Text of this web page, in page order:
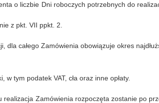
o liczbie Dni roboczych potrzebnych do
z pkt. VII ppkt. 2.
całego Zamówienia obowiązuje okres
tym podatek VAT, cła oraz inne opłaty.
Zamówienia rozpoczęta zostanie po